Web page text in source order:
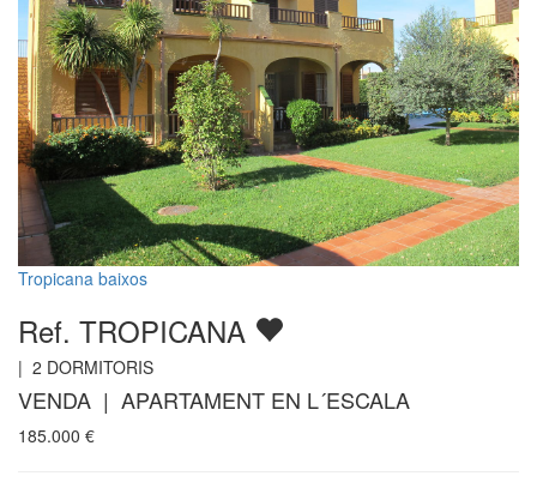
Tropicana baixos
Ref. TROPICANA
| 2 DORMITORIS
VENDA | APARTAMENT EN L´ESCALA
185.000 €